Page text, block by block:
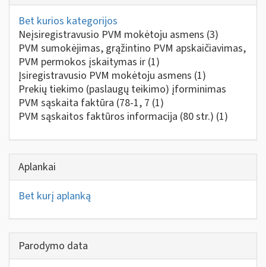
Bet kurios kategorijos
Neįsiregistravusio PVM mokėtoju asmens (3)
PVM sumokėjimas, grąžintino PVM apskaičiavimas,
PVM permokos įskaitymas ir (1)
Įsiregistravusio PVM mokėtoju asmens (1)
Prekių tiekimo (paslaugų teikimo) įforminimas
PVM sąskaita faktūra (78-1, 7 (1)
PVM sąskaitos faktūros informacija (80 str.) (1)
Aplankai
Bet kurį aplanką
Parodymo data